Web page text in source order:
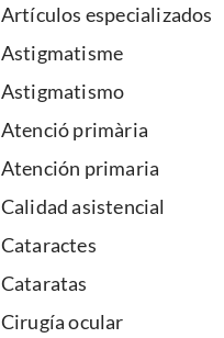
Artículos especializados
Astigmatisme
Astigmatismo
Atenció primària
Atención primaria
Calidad asistencial
Cataractes
Cataratas
Cirugía ocular